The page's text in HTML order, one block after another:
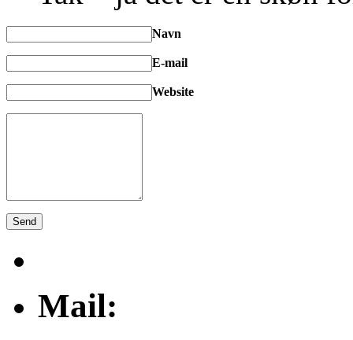
Navn
E-mail
Website
Mail: